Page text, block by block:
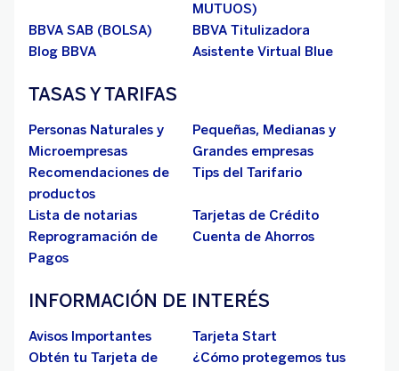
MUTUOS)
BBVA SAB (BOLSA)
BBVA Titulizadora
Blog BBVA
Asistente Virtual Blue
TASAS Y TARIFAS
Personas Naturales y
Microempresas
Pequeñas, Medianas y
Grandes empresas
Recomendaciones de
productos
Tips del Tarifario
Lista de notarias
Tarjetas de Crédito
Reprogramación de
Pagos
Cuenta de Ahorros
INFORMACIÓN DE INTERÉS
Avisos Importantes
Tarjeta Start
Obtén tu Tarjeta de
¿Cómo protegemos tus